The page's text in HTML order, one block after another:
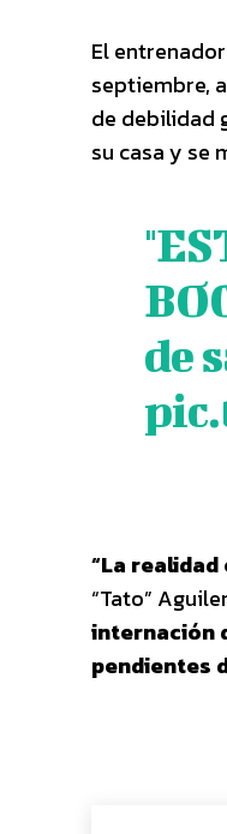
El
septiembre,
de debilidad
su casa y se
de
“La
“Tato”
internación
pendientes